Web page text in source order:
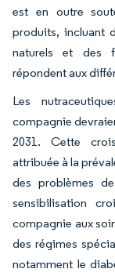
est en outre
produits, incluant
naturels et des
répondent aux
Les
compagnie
2031. Cette
attribuée à la
des problèmes
sensibilisation
compagnie aux
des régimes
notamment le